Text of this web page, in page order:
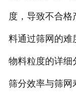
度，导致不合
料通过筛网的难
物料粒度的详细
筛分效率与筛网